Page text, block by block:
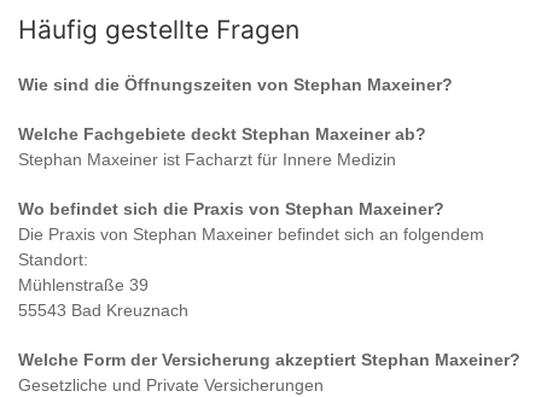
Häufig gestellte Fragen
Wie sind die Öffnungszeiten von Stephan Maxeiner?
Welche Fachgebiete deckt Stephan Maxeinerab?
Stephan Maxeiner ist Facharzt für Innere Medizin
Wo befindet sich die Praxis von Stephan Maxeiner?
Die Praxis von Stephan Maxeiner befindet sich an folgendem
Standort:
Mühlenstraße 39
55543 Bad Kreuznach
Welche Form der Versicherung akzeptiert Stephan Maxeiner?
Gesetzliche und Private Versicherungen